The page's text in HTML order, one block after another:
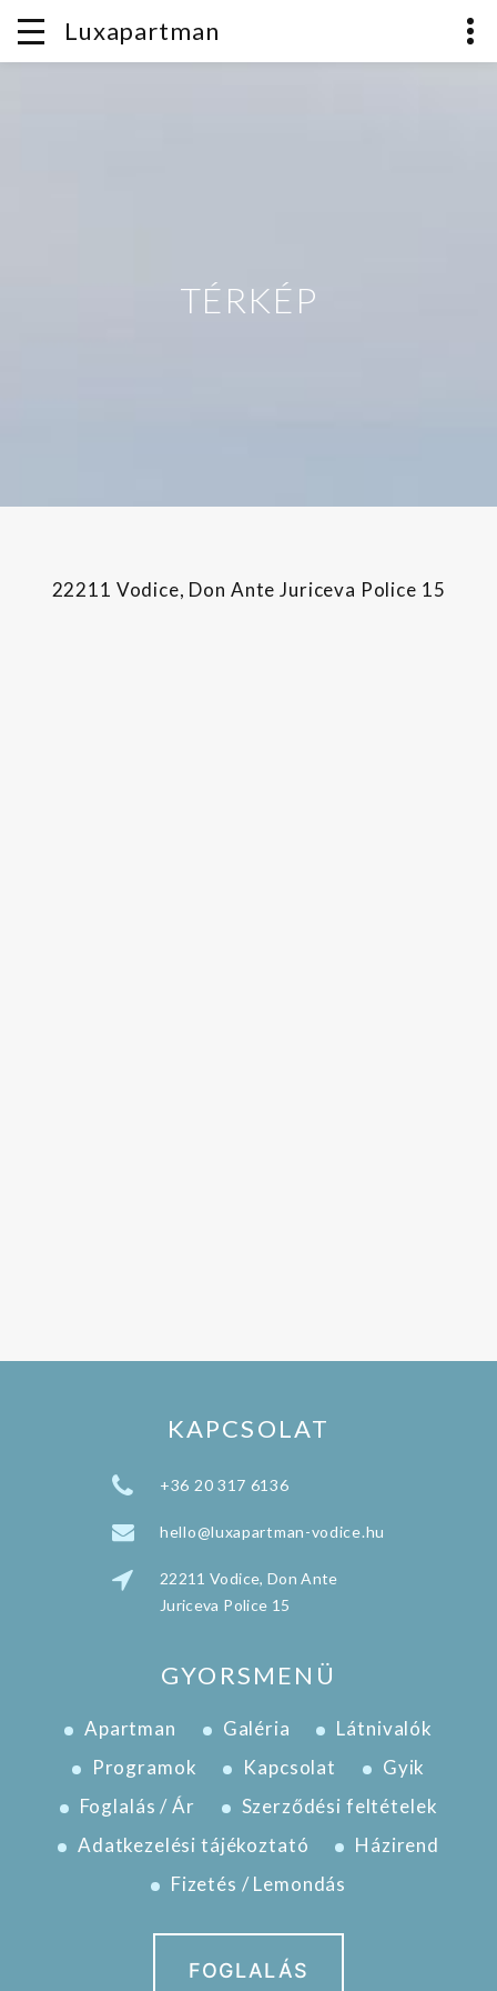
Luxapartman
TÉRKÉP
22211 Vodice, Don Ante Juriceva Police 15
KAPCSOLAT
+36 20 317 6136
hello@luxapartman-vodice.hu
22211 Vodice, Don Ante
Juriceva Police 15
GYORSMENÜ
Apartman Galéria
Látnivalók
Programok
Kapcsolat
Gyik
Foglalás / Ár
Szerződési feltételek
Adatkezelési tájékoztató
Házirend
Fizetés / Lemondás
FOGLALÁS